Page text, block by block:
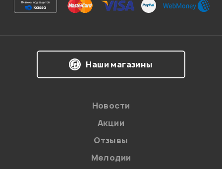
Наши магазины
Новости
Акции
Отзывы
Мелодии